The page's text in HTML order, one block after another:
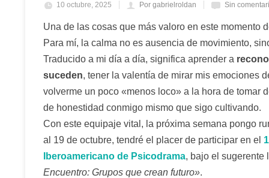
10 octubre, 2025 Por gabrielroldan Sin
Una de las cosas que más valoro en este momento
Para mí, la calma no es ausencia de movimiento,
Traducido a mi día a día, significa aprender a
suceden, tener la valentía de mirar mis emociones
volverme un poco «menos loco» a la hora de tomar
de honestidad conmigo mismo que sigo cultivando.
Con este equipaje vital, la próxima semana pongo
al 19 de octubre, tendré el placer de participar en el
Iberoamericano de Psicodrama, bajo el sugerente
Encuentro: Grupos que crean futuro».